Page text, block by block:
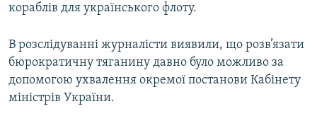
кораблів для українського флоту.
В розслідуванні журналісти виявили, що розв’язати
бюрократичну тяганину давно було можливо за
допомогою ухвалення окремої постанови Кабінету
міністрів України.